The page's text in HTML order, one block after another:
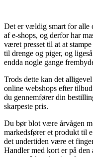
Det er vældig smart for alle
af e-shops, og derfor har
været presset til at at
til drenge og piger, og
endda nogle gange
Trods dette kan det
online webshops efter
du gennemfører din
skarpeste pris.
Du bør blot være årvågen
markedsfører et produkt til
det undertiden være et
Handler med kort er på